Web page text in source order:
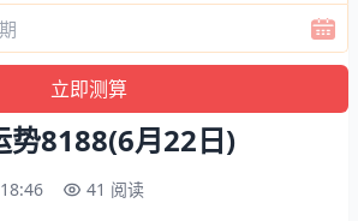
势8188(6月22日)
41 阅读